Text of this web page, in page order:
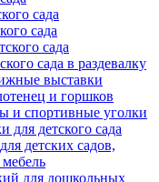
сада
сада
сада
сада в раздевалку
выставки
и горшков
и спортивные уголки
детского сада
детских садов,
мебель
для дошкольных